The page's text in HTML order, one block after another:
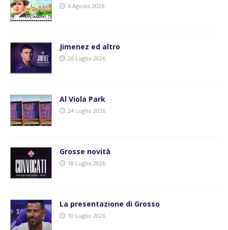
6 Agosto 2026
Jimenez ed altro
26 Luglio 2026
Al Viola Park
24 Luglio 2026
Grosse novità
18 Luglio 2026
La presentazione di Grosso
10 Luglio 2026